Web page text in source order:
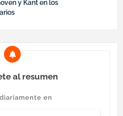
y Kant en los
al resumen
en